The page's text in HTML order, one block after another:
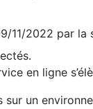
11/2022 par
en ligne
un